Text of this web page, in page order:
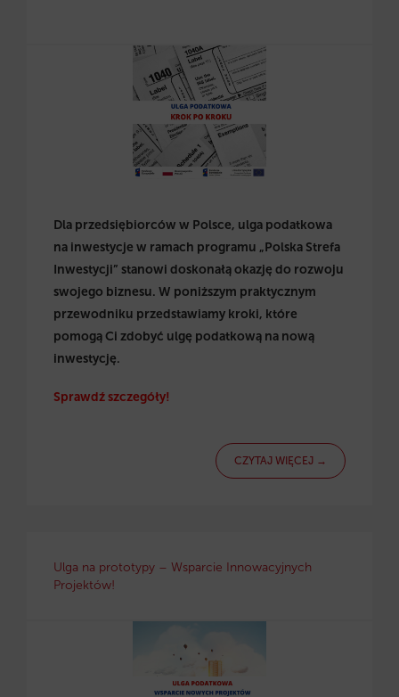
Dla przedsiębiorców w Polsce, ulga podatkowa
na inwestycje w ramach programu „Polska Strefa
Inwestycji” stanowi doskonałą okazję do rozwoju
swojego biznesu. W poniższym praktycznym
przewodniku przedstawiamy kroki, które
pomogą Ci zdobyć ulgę podatkową na nową
inwestycję.
Sprawdź szczegóły!
CZYTAJ WIĘCEJ →
Ulga na prototypy – Wsparcie Innowacyjnych
Projektów!